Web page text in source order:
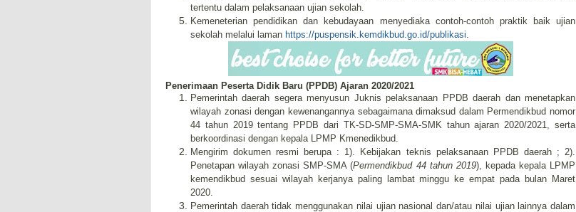
tertentu dalam pelaksanaan ujian sekolah.
Kemeneterian pendidikan dan kebudayaan menyediaka contoh-contoh praktik baik ujian
sekolah melalui laman https://puspensik.kemdikbud.go.id/publikasi.
Penerimaan Peserta Didik Baru (PPDB) Ajaran 2020/2021
Pemerintah daerah segera menyusun Juknis pelaksanaan PPDB daerah dan menetapkan
wilayah zonasi dengan kewenangannya sebagaimana dimaksud dalam Permendikbud nomor
44 tahun 2019 tentang PPDB dari TK-SD-SMP-SMA-SMK tahun ajaran 2020/2021, serta
berkoordinasi dengan kepala LPMP Kmenedikbud.
Mengirim dokumen resmi berupa : 1). Kebijakan teknis pelaksanaan PPDB daerah ; 2).
Penetapan wilayah zonasi SMP-SMA (Permendikbud 44 tahun 2019), kepada kepala LPMP
kemendikbud sesuai wilayah kerjanya paling lambat minggu ke empat pada bulan Maret
2020.
Pemerintah daerah tidak menggunakan nilai ujian nasional dan/atau nilai ujian lainnya dalam